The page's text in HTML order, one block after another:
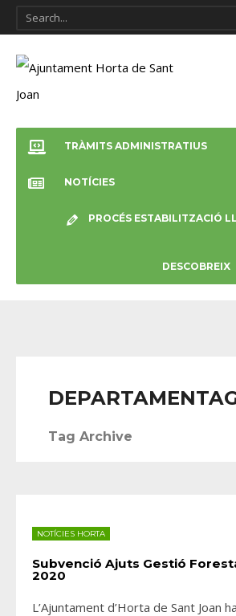
TRÀMITS ADMINISTRATIUS
NOTÍCIES
PROCÉS ESTABILITZACIÓ
DESCOBREIX
Tag Archive
NOTÍCIES HORTA
Subvenció Ajuts Gestió
2020
L’Ajuntament d’Horta de Sant Joan